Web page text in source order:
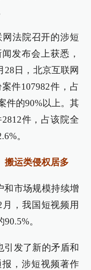
法院召开的涉短
发布会上获悉，
28日，北京互联网
件107982件，占
件的90%以上。其
件，占该院全
。
搬运类侵权居多
和市场规模持续增
，我国短视频用
。
引发了新的矛盾和
，涉短视频著作